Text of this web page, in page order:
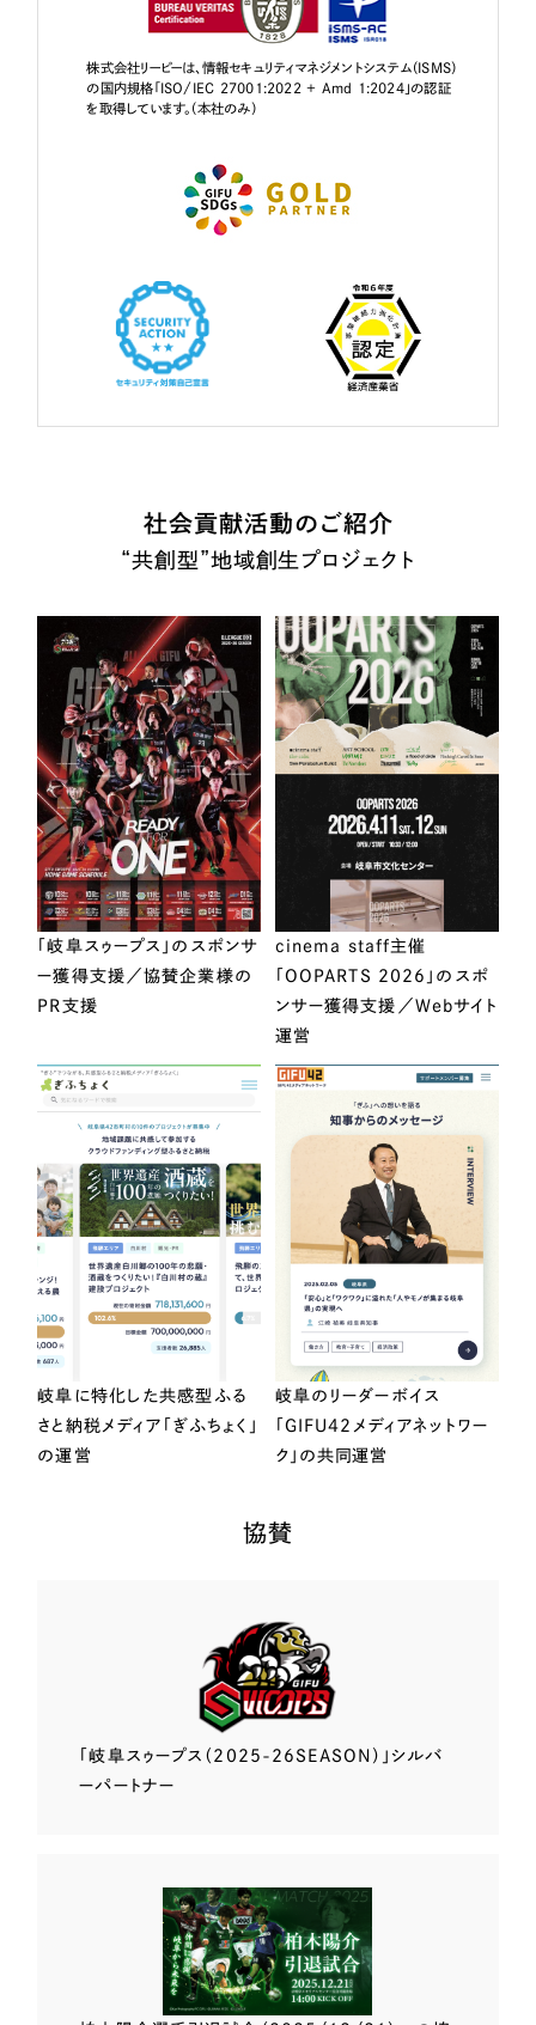
株式会社リーピーは、情報セキュリティマネジメントシステム（ISMS）
の国内規格「ISO/IEC 27001:2022 + Amd 1:2024」の認証
を取得しています。（本社のみ）
社会貢献活動のご紹介
“共創型”地域創生プロジェクト
「岐阜スゥープス」のスポンサ
ー獲得支援／協賛企業様の
PR支援
cinema staff主催
「OOPARTS 2026」のスポ
ンサー獲得支援／Webサイト
運営
岐阜に特化した共感型ふる
さと納税メディア「ぎふちょく」
の運営
岐阜のリーダーボイス
「GIFU42メディアネットワー
ク」の共同運営
協賛
「岐阜スゥープス （2025-26SEASON）」 シルバ
ーパートナー